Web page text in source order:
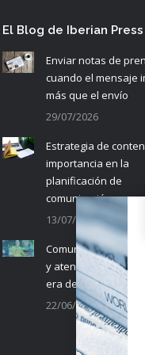
El Blog de Iberian Press
Enviar notas de
cuando el mensaje
más que el envío
29/07/2026
Estrategia de
importancia en la
planificación de
comunicación
13/07/2026
Comunicación
y atención al cliente
era de la IA
22/06/2026